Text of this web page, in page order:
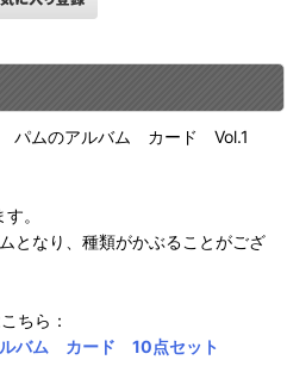
パムのアルバム カード Vol.1
。
となり、種類がかぶることがござ
ちら：
バム カード 10点セット